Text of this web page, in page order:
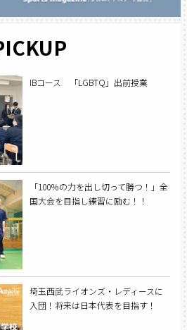
IBコース 「LGBTQ」出前授業
「100％の力を出し切って勝つ！」全
国大会を目指し練習に励む！！
埼玉西武ライオンズ・レディースに
入団！将来は日本代表を目指す！